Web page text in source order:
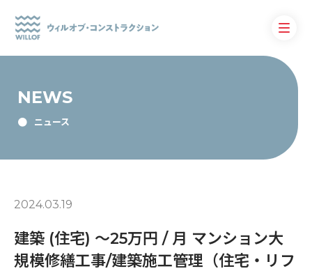
NEWS
ニュース
2024.03.19
建築 (住宅) 〜25万円 / 月 マンション大
規模修繕工事/建築施工管理（住宅・リフ